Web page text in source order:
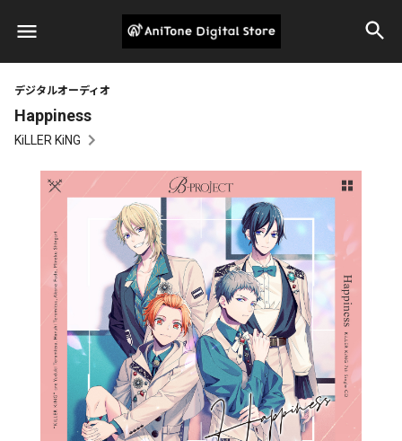
デジタルオーディオ
Happiness
KiLLER KiNG